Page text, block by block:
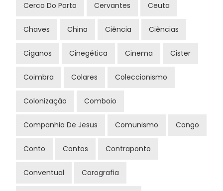
Cerco Do Porto Cervantes Ceuta
Chaves China Ciência Ciências
Ciganos Cinegética Cinema Cister
Coimbra Colares Coleccionismo
Colonização Comboio
Companhia De Jesus Comunismo Congo
Conto Contos Contraponto
Conventual Corografia